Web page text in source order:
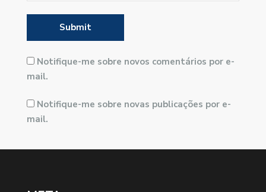
Notifique-me sobre novos comentários por e-
mail.
Notifique-me sobre novas publicações por e-
mail.